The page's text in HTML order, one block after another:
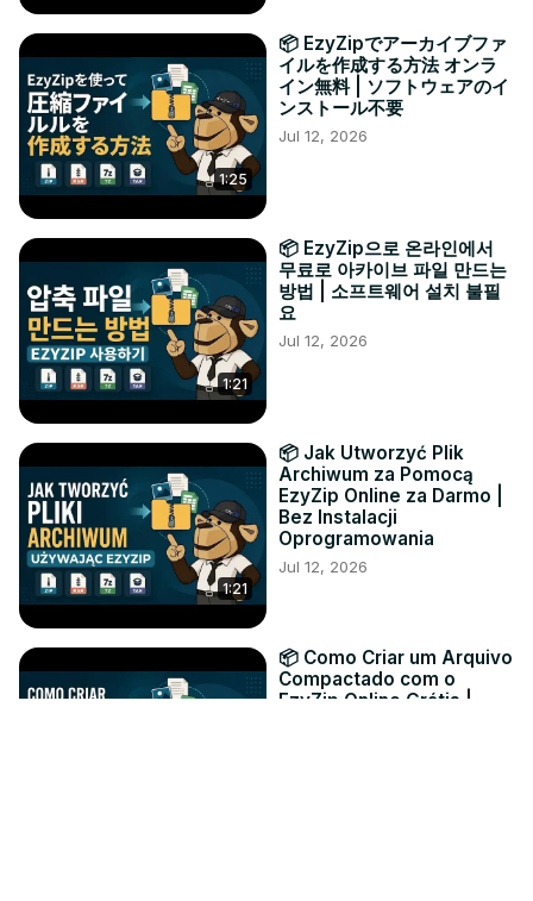
1:25
📦 EzyZipでアーカイブファ
イルを作成する方法 オンラ
イン無料 | ソフトウェアのイ
ンストール不要
Jul 12, 2026
1:21
📦 EzyZip으로 온라인에서
무료로 아카이브 파일 만드는
방법 | 소프트웨어 설치 불필
요
Jul 12, 2026
1:21
📦 Jak Utworzyć Plik
Archiwum za Pomocą
EzyZip Online za Darmo |
Bez Instalacji
Oprogramowania
Jul 12, 2026
📦 Como Criar um Arquivo
Compactado com o
EzyZip Online Grátis |